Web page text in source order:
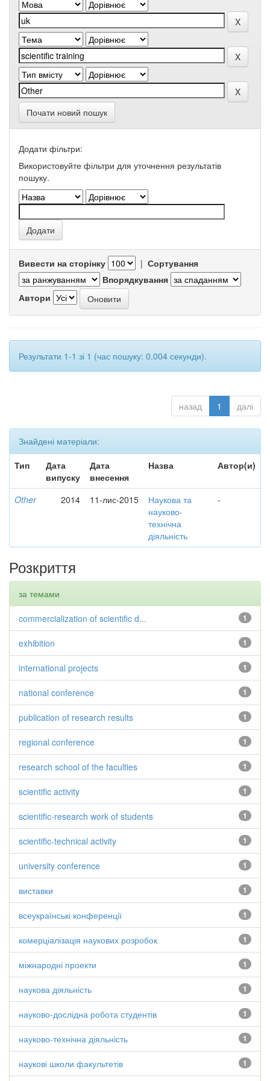
Почати новий пошук
Додати фільтри:
Використовуйте фільтри для уточнення результатів
пошуку.
Вивести на сторінку | Сортування
Впорядкування
Автори
Результати 1-1 зі 1 (час пошуку: 0.004 секунди).
назад 1 далі
Знайдені матеріали:
Тип
Дата
випуску
Дата
внесення
Назва Автор(и)
Other 2014 11-лис-2015
Наукова та
науково-
технічна
діяльність
-
Розкриття
за темами
1
commercialization of scientific d...
1
exhibition
1
international projects
1
national conference
1
publication of research results
1
regional conference
1
research school of the faculties
1
scientific activity
1
scientific-research work of students
1
scientific-technical activity
1
university conference
1
виставки
1
всеукраїнські конференції
1
комерціалізація наукових розробок
1
міжнародні проекти
1
наукова діяльність
1
науково-дослідна робота студентів
1
науково-технічна діяльність
1
наукові школи факультетів